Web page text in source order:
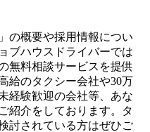
の概要や採用情報につい
ブハウスドライバーでは
無料相談サービスを提供
給のタクシー会社や30万
経験歓迎の会社等、あな
紹介をしております。タ
討されている方はぜひご